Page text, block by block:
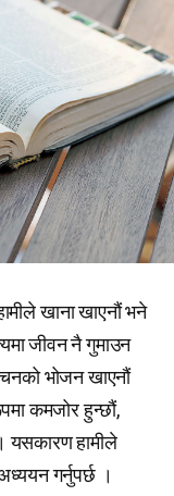
खाना खाएनौं भने
जीवन नै गुमाउन
भोजन खाएनौं
कमजोर हुन्छौं,
यसकारण हामीले
गर्नुपर्छ ।